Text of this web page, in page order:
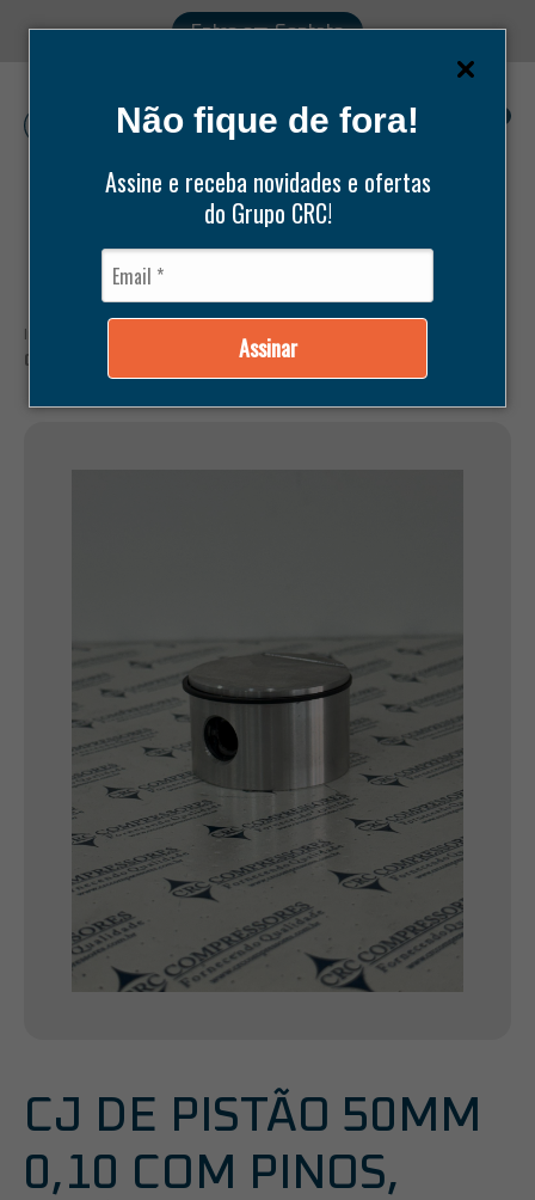
Não fique de fora!
Assine e receba novidades e ofertas
do Grupo CRC!
Assinar
Entre em Contato
Bitzer /
COM PINOS, ANÉIS E TRAVAS
CJ DE PISTÃO 50MM
0,10 COM PINOS,